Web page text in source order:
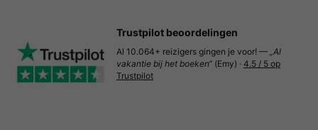
Trustpilot beoordelingen
Al 10.064+ reizigers gingen je voor! — „Al
vakantie bij het boeken“ (Emy) · 4.5 / 5 op
Trustpilot